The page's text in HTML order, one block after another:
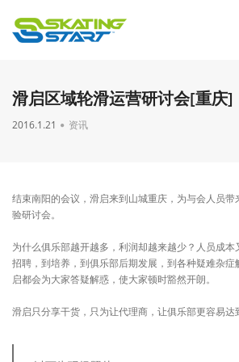
滑启区域轮滑运营研讨会[重庆]
2016.1.21 资讯
结束南阳的会议，滑启来到山城重庆，为与会人员
验研讨会。
为什么俱乐部越开越多，利润却越来越少？人员成本
招聘，到培养，到俱乐部后期发展，到各种疑难杂
启都会为大家答疑解惑，使大家顿时豁然开朗。
滑启只分享干货，只为让代理商，让俱乐部更容易达